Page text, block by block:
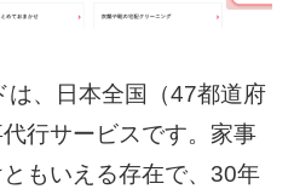
は、日本全国（47都道府
行サービスです。家事
もいえる存在で、30年